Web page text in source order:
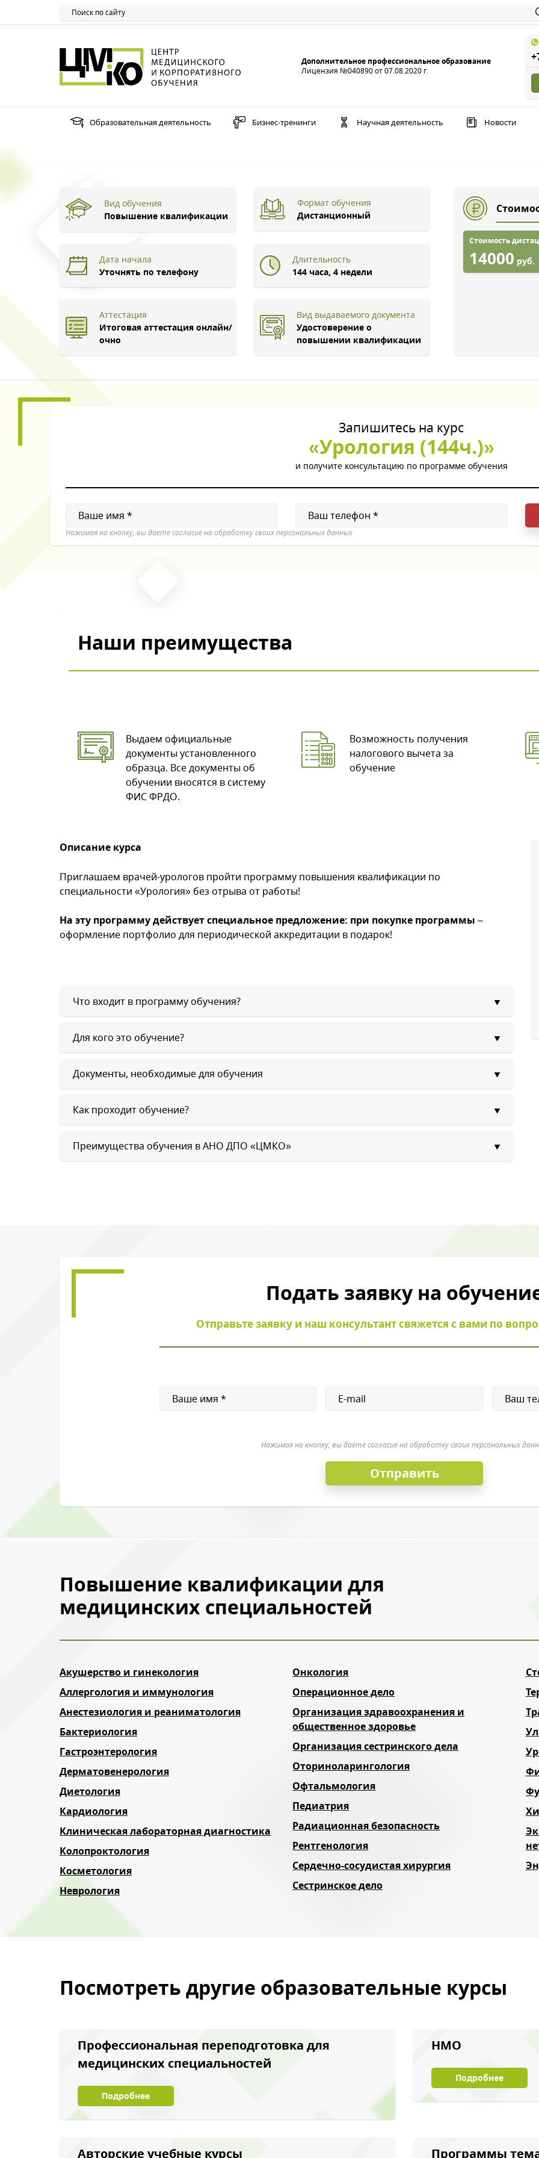
Дополнительное профессиональное образование
Лицензия №040890 от 07.08.2020 г.
Образовательная деятельность Бизнес-тренинги Научная деятельность Новости
Вид обучения
Повышение квалификации
Формат обучения
Дистанционный
Дата начала
Уточнять по телефону
Длительность
144 часа, 4 недели
Аттестация
Итоговая аттестация онлайн/
очно
Вид выдаваемого документа
Удостоверение о
повышении квалификации
Стоимость
14000 руб.
Запишитесь на курс
«Урология (144ч.)»
и получите консультацию по программе обучения
Нажимая на кнопку, вы даете согласие на обработку своих персональных данных
Наши преимущества
Выдаем официальные
документы установленного
образца. Все документы об
обучении вносятся в систему
ФИС ФРДО.
Возможность получения
налогового вычета за
обучение
Описание курса
Приглашаем врачей-урологов пройти программу повышения квалификации по
специальности «Урология» без отрыва от работы!
На эту программу действует специальное предложение: при покупке программы –
оформление портфолио для периодической аккредитации в подарок!
Что входит в программу обучения?
Для кого это обучение?
Документы, необходимые для обучения
Как проходит обучение?
Преимущества обучения в АНО ДПО «ЦМКО»
Подать заявку на
Отправьте заявку и наш консультант свяжется с вами по
Нажимая на кнопку, вы даете согласие на обработку своих персональных
Повышение квалификации для
медицинских специальностей
Акушерство и гинекология
Аллергология и иммунология
Анестезиология и реаниматология
Бактериология
Гастроэнтерология
Дерматовенерология
Диетология
Кардиология
Клиническая лабораторная диагностика
Колопроктология
Косметология
Неврология
Онкология
Операционное дело
Организация здравоохранения и
общественное здоровье
Организация сестринского дела
Оториноларингология
Офтальмология
Педиатрия
Радиационная безопасность
Рентгенология
Сердечно-сосудистая хирургия
Сестринское дело
Посмотреть другие образовательные курсы
Профессиональная переподготовка для
медицинских специальностей
Подробнее
НМО
Подробнее
Авторские учебные курсы Программы
Обратный звонок
Введите символы с картинки*